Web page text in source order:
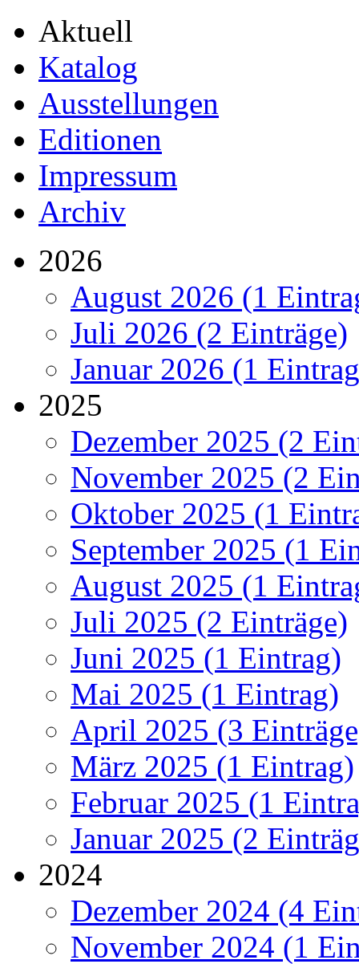
Aktuell
Katalog
Ausstellungen
Editionen
Impressum
Archiv
2026
August 2026 (1
Juli 2026 (2 Einträge)
Januar 2026 (1
2025
Dezember 2025 (2
November 2025 (2
Oktober 2025 (1
September 2025 (1
August 2025 (1
Juli 2025 (2 Einträge)
Juni 2025 (1 Eintrag)
Mai 2025 (1 Eintrag)
April 2025 (3
März 2025 (1 Eintrag)
Februar 2025 (1
Januar 2025 (2
2024
Dezember 2024 (4
November 2024 (1